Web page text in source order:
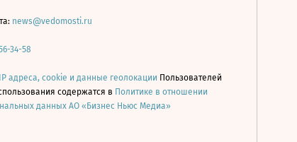
news@vedomosti.ru
34-58
IP адреса, cookie и данные геолокации Пользователей
содержатся в Политике в отношении
данных АО «Бизнес Ньюс Медиа»